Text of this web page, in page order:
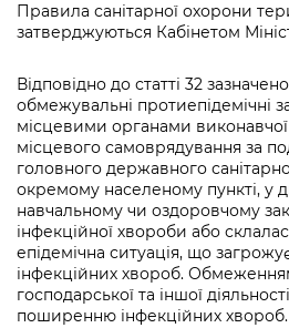
Регуляторна діяльність
Промисловість і наука Києва
Підприємства, установи,
Kyiv International Relations
Річні звіти
Гендерна політика
Безбар'єрність
Ритуальні послуги
Пам'ятки культурної
Портал Захисників та
Безбар'єрність
Портал послуг
Міський застосунок Київ
Рада з питань внутрішньо
осіб при Київській міській
«Ініціатива «Партнерство
Уряд» – місцевий рівень»
Важливе під час воєнного
Звіти про опрацювання
публічну інформацію
Інформація для споживачів
Про відкриті дані
Портал даних Києва
Публічні дашборди
Контакти для медіа /
media
Правила санітарної охорони
затверджуються Кабінетом
Відповідно до статті 32
обмежувальні протиепідемічні
місцевими органами
місцевого самоврядування за
головного державного
окремому населеному пункті, у
навчальному чи оздоровчому
інфекційної хвороби або
епідемічна ситуація, що
інфекційних хвороб.
господарської та іншої
поширенню інфекційних хвороб.